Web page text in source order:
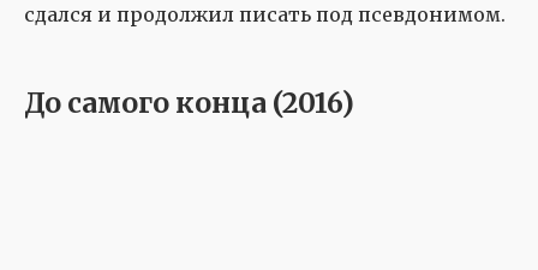
сдался и продолжил писать под псевдонимом.
До самого конца (2016)